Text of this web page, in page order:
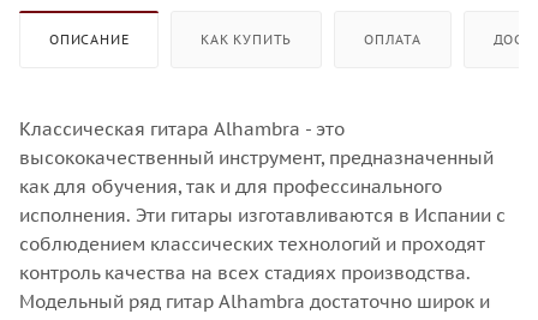
ОПИСАНИЕ КАК КУПИТЬ ОПЛАТА
Классическая гитара Alhambra - это
высококачественный инструмент, предназначенный
как для обучения, так и для профессинального
исполнения. Эти гитары изготавливаются в Испании с
соблюдением классических технологий и проходят
контроль качества на всех стадиях производства.
Модельный ряд гитар Alhambra достаточно широк и